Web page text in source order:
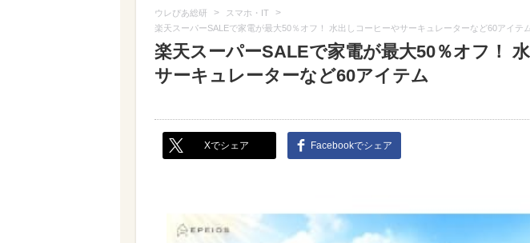
ウレぴあ総研 > スマホ・IT >
楽天スーパーSALEで家電が最大50％オフ！ 水出しコーヒーやサーキュレーターなど60アイテム
楽天スーパーSALEで家電が最大50％オフ！
サーキュレーターなど60アイテム
Xでシェア Facebookでシェア